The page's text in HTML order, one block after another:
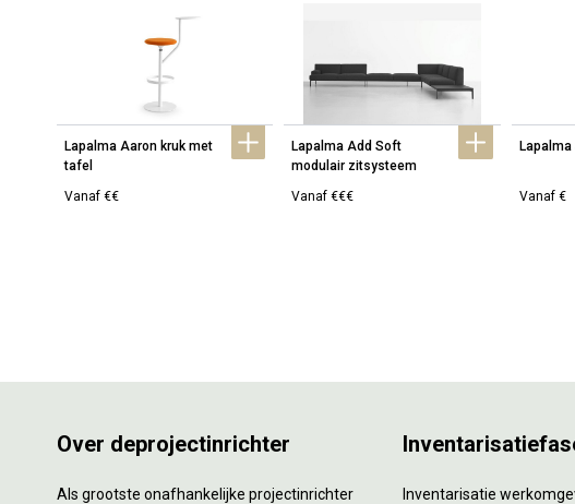
Lapalma Aaron kruk met
tafel
Vanaf €€
Lapalma Add Soft
modulair zitsysteem
Vanaf €€€
Vanaf €
Over deprojectinrichter
Als grootste onafhankelijke projectinrichter
Inventarisatie